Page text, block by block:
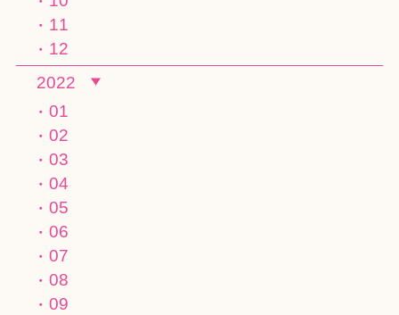
11
12
2022
01
02
03
04
05
06
07
08
09